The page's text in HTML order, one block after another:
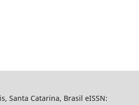
Santa Catarina, Brasil eISSN: